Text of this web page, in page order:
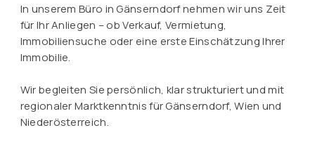
In unserem Büro in Gänserndorf nehmen wir uns Zeit
für Ihr Anliegen – ob Verkauf, Vermietung,
Immobiliensuche oder eine erste Einschätzung Ihrer
Immobilie.
Wir begleiten Sie persönlich, klar strukturiert und mit
regionaler Marktkenntnis für Gänserndorf, Wien und
Niederösterreich.